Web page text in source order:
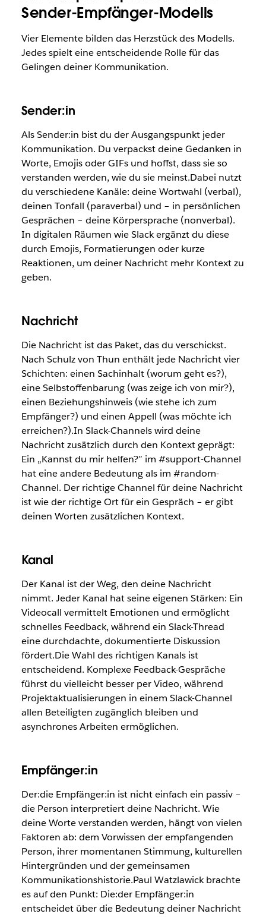
Sender-Empfänger-Modells
Vier Elemente bilden das Herzstück des Modells.
Jedes spielt eine entscheidende Rolle für das
Gelingen deiner Kommunikation.
Sender:in
Als Sender:in bist du der Ausgangspunkt jeder
Kommunikation. Du verpackst deine Gedanken in
Worte, Emojis oder GIFs und hoffst, dass sie so
verstanden werden, wie du sie meinst.Dabei nutzt
du verschiedene Kanäle: deine Wortwahl (verbal),
deinen Tonfall (paraverbal) und – in persönlichen
Gesprächen – deine Körpersprache (nonverbal).
In digitalen Räumen wie Slack ergänzt du diese
durch Emojis, Formatierungen oder kurze
Reaktionen, um deiner Nachricht mehr Kontext zu
geben.
Nachricht
Die Nachricht ist das Paket, das du verschickst.
Nach Schulz von Thun enthält jede Nachricht vier
Schichten: einen Sachinhalt (worum geht es?),
eine Selbstoffenbarung (was zeige ich von mir?),
einen Beziehungshinweis (wie stehe ich zum
Empfänger?) und einen Appell (was möchte ich
erreichen?).In Slack-Channels wird deine
Nachricht zusätzlich durch den Kontext geprägt:
Ein „Kannst du mir helfen?” im #support-Channel
hat eine andere Bedeutung als im #random-
Channel. Der richtige Channel für deine Nachricht
ist wie der richtige Ort für ein Gespräch – er gibt
deinen Worten zusätzlichen Kontext.
Kanal
Der Kanal ist der Weg, den deine Nachricht
nimmt. Jeder Kanal hat seine eigenen Stärken: Ein
Videocall vermittelt Emotionen und ermöglicht
schnelles Feedback, während ein Slack-Thread
eine durchdachte, dokumentierte Diskussion
fördert.Die Wahl des richtigen Kanals ist
entscheidend. Komplexe Feedback-Gespräche
führst du vielleicht besser per Video, während
Projektaktualisierungen in einem Slack-Channel
allen Beteiligten zugänglich bleiben und
asynchrones Arbeiten ermöglichen.
Empfänger:in
Der:die Empfänger:in ist nicht einfach ein passiv –
die Person interpretiert deine Nachricht. Wie
deine Worte verstanden werden, hängt von vielen
Faktoren ab: dem Vorwissen der empfangenden
Person, ihrer momentanen Stimmung, kulturellen
Hintergründen und der gemeinsamen
Kommunikationshistorie.Paul Watzlawick brachte
es auf den Punkt: Die:der Empfänger:in
entscheidet über die Bedeutung deiner Nachricht